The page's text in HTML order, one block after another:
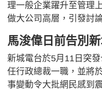
理一般企業躍升至管理
做大公司高層，引發討
馬浚偉日前告別
新城電台於5月11日突
任行政總裁一職，並將
事變動令大批網民感到